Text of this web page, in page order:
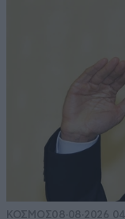
ΚΟΣΜΟΣ08·08·2026